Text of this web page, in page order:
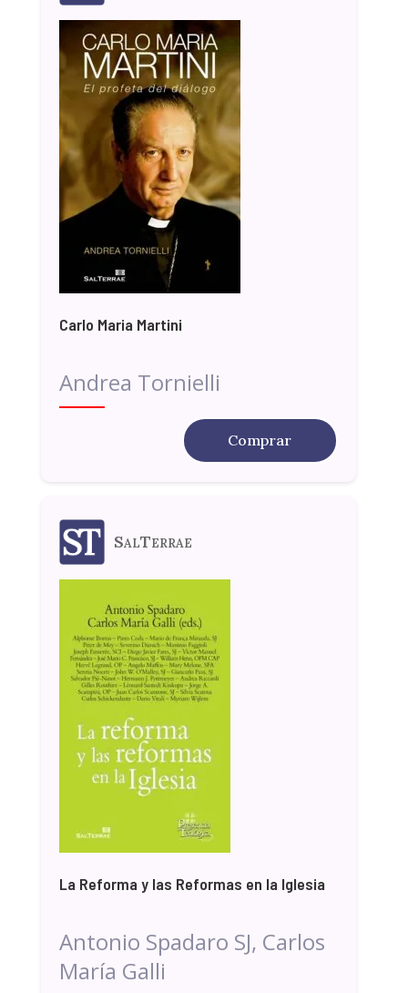
Carlo Maria Martini
Andrea Tornielli
Comprar
SalTerrae
La Reforma y las Reformas en la Iglesia
Antonio Spadaro SJ, Carlos
María Galli